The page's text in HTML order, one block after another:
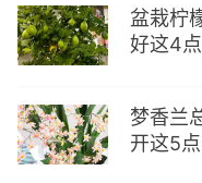
盆栽柠
好这4
梦香兰
开这5点